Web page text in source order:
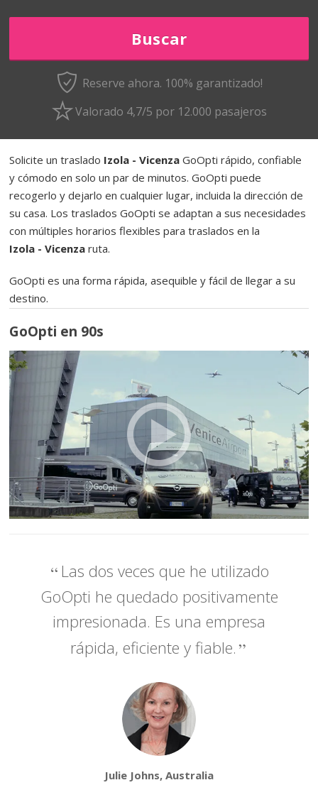
Reserve ahora. 100% garantizado!
Valorado 4,7/5 por 12.000 pasajeros
Solicite un traslado Izola - Vicenza GoOpti rápido, confiable
y cómodo en solo un par de minutos. GoOpti puede
recogerlo y dejarlo en cualquier lugar, incluida la dirección de
su casa. Los traslados GoOpti se adaptan a sus necesidades
con múltiples horarios flexibles para traslados en la
Izola - Vicenza ruta.
GoOpti es una forma rápida, asequible y fácil de llegar a su
destino.
GoOpti en 90s
Las dos veces que he utilizado
GoOpti he quedado positivamente
impresionada. Es una empresa
rápida, eficiente y fiable.
Julie Johns, Australia